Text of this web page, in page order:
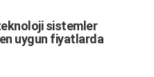
sistemler
uygun fiyatlarda